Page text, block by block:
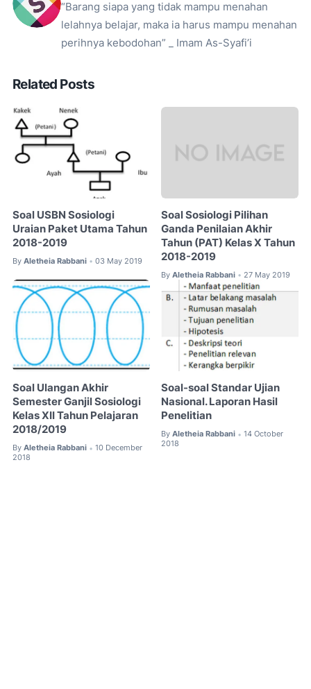
“Barang siapa yang tidak mampu menahan
lelahnya belajar, maka ia harus mampu menahan
perihnya kebodohan” _ Imam As-Syafi’i
Related Posts
Soal USBN Sosiologi
Uraian Paket Utama Tahun
2018-2019
By Aletheia Rabbani • 03 May 2019
Soal Sosiologi Pilihan
Ganda Penilaian Akhir
Tahun (PAT) Kelas X Tahun
2018-2019
By Aletheia Rabbani • 27 May 2019
Soal Ulangan Akhir
Semester Ganjil Sosiologi
Kelas XII Tahun Pelajaran
2018/2019
By Aletheia Rabbani • 10 December
2018
Soal-soal Standar Ujian
Nasional. Laporan Hasil
Penelitian
By Aletheia Rabbani • 14 October
2018